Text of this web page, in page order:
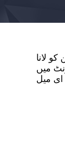
کرنے ہیں تو آپ کو اپنے ایفی لی ایٹ گروپ میں کم از کم 10 صارفین کو لانا
میں
ای میل